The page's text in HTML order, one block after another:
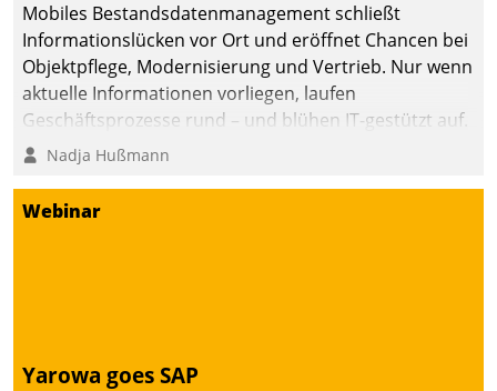
Mobiles Bestandsdatenmanagement schließt
Informationslücken vor Ort und eröffnet Chancen bei
Objektpflege, Modernisierung und Vertrieb. Nur wenn
aktuelle Informationen vorliegen, laufen
Geschäftsprozesse rund – und blühen IT-gestützt auf.
Nadja Hußmann
Webinar
Yarowa goes SAP